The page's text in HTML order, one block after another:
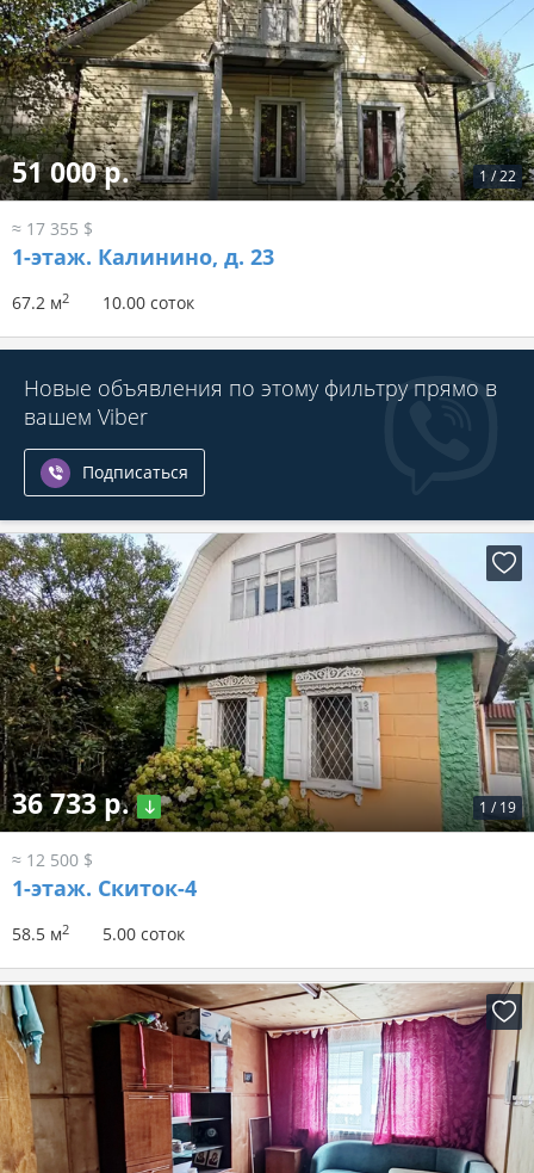
1/22
51 000 р.
≈ 17 355 $
1-этаж. Калинино, д. 23
67.2 м2 10.00 соток
Новые объявления по этому фильтру прямо в
вашем Viber
Подписаться
1 / 19
36 733 р.
≈ 12 500 $
1-этаж. Скиток-4
58.5 м2 5.00 соток